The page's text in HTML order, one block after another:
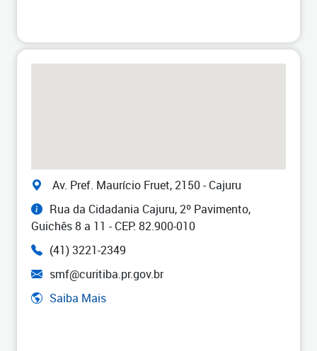
Av. Pref. Maurício Fruet, 2150 - Cajuru
Rua da Cidadania Cajuru, 2º Pavimento,
Guichês 8 a 11 - CEP: 82.900-010
(41) 3221-2349
smf@curitiba.pr.gov.br
Saiba Mais